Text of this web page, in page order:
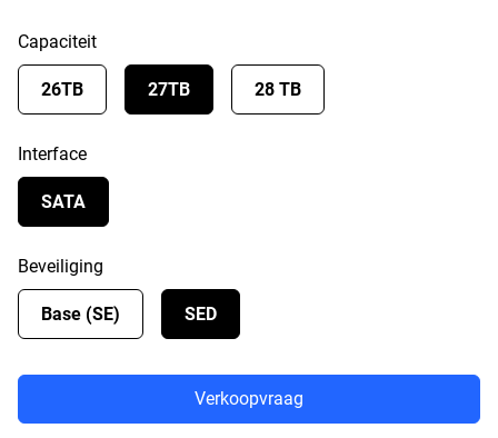
Capaciteit
26TB 27TB 28 TB
Interface
SATA
Beveiliging
Base (SE) SED
Verkoopvraag